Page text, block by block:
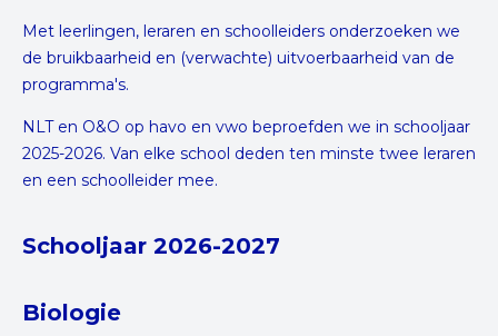
Met leerlingen, leraren en schoolleiders onderzoeken we
de bruikbaarheid en (verwachte) uitvoerbaarheid van de
programma's.
NLT en O&O op havo en vwo beproefden we in schooljaar
2025-2026. Van elke school deden ten minste twee leraren
en een schoolleider mee.
Schooljaar 2026-2027
Biologie